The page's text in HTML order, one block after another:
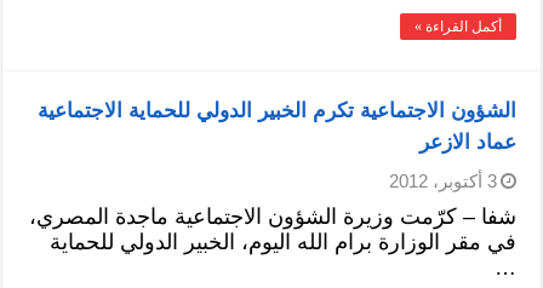
أكمل القراءة »
الشؤون الاجتماعية تكرم الخبير الدولي للحماية الاجتماعية
عماد الازعر
3 أكتوبر، 2012
شفا – كرّمت وزيرة الشؤون الاجتماعية ماجدة المصري،
في مقر الوزارة برام الله اليوم، الخبير الدولي للحماية
…